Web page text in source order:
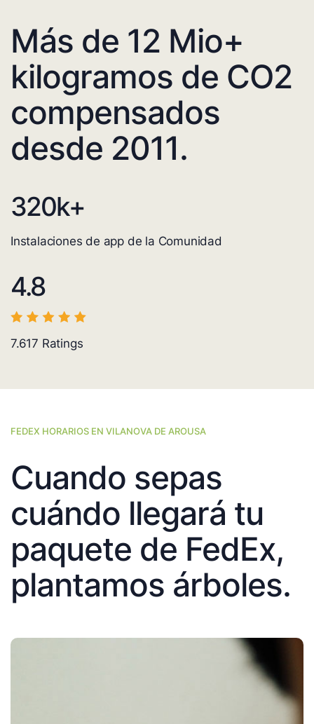
Más de 12 Mio+
kilogramos de CO2
compensados
desde 2011.
320k+
Instalaciones de app de la Comunidad
4.8
7.617 Ratings
FEDEX HORARIOS EN VILANOVA DE AROUSA
Cuando sepas
cuándo llegará tu
paquete de FedEx,
plantamos árboles.